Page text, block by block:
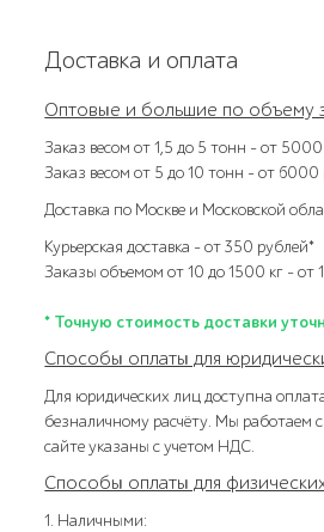
Доставка и оплата
Оптовые и большие по объему
Заказ весом от 1,5 до 5 тонн – от
Заказ весом от 5 до 10 тонн – от 6000
Доставка по Москве и Московской
Курьерская доставка – от 350 рублей*
Заказы объемом от 10 до 1500 кг – от
* Точную стоимость доставки
Способы оплаты для
Для юридических лиц доступна
безналичному расчёту. Мы работаем
сайте указаны с учетом НДС.
Способы оплаты для
1. Наличными: